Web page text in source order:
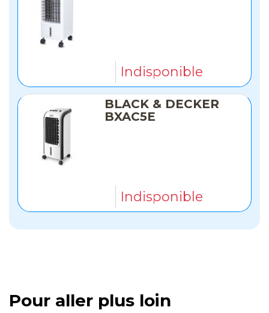
Indisponible
BLACK & DECKER
BXAC5E
Indisponible
Pour aller plus loin